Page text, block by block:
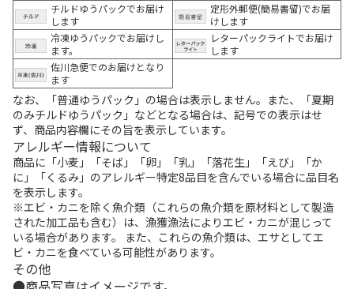
チルドゆうパックでお届け
します
定形外郵便(簡易書留)でお届
けします
冷凍ゆうパックでお届けし
ます。
レターパックライトでお届け
します
佐川急便でのお届けとなり
ます
なお、「普通ゆうパック」の場合は表示しません。また、「夏期
のみチルドゆうパック」などとなる場合は、記号での表示はせ
ず、商品内容欄にその旨を表示しています。
アレルギー情報について
商品に「小麦」「そば」「卵」「乳」「落花生」「えび」「か
に」「くるみ」のアレルギー特定8品目を含んでいる場合に品目名
を表示します。
※エビ・カニを除く魚介類（これらの魚介類を原材料として製造
された加工品も含む）は、漁獲漁法によりエビ・カニが混じって
いる場合があります。 また、これらの魚介類は、エサとしてエ
ビ・カニを食べている可能性があります。
その他